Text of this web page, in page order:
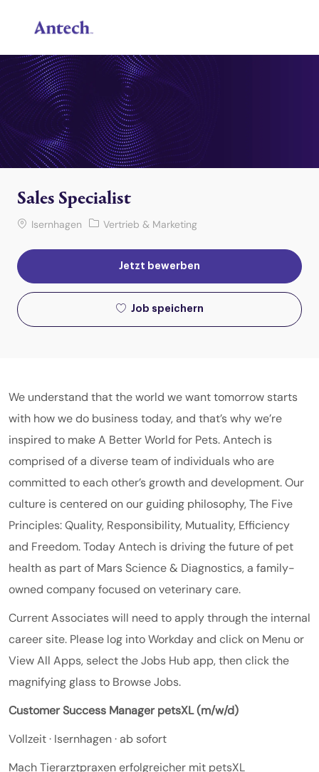
-
Sales Specialist
Ort Isernhagen Kategorie
Vertrieb & Marketing
Jetzt bewerben
Job speichern
We understand that the world we want tomorrow starts
with how we do business today, and that’s why we’re
inspired to make A Better World for Pets. Antech is
comprised of a diverse team of individuals who are
committed to each other’s growth and development. Our
culture is centered on our guiding philosophy, The Five
Principles: Quality, Responsibility, Mutuality, Efficiency
and Freedom. Today Antech is driving the future of pet
health as part of MarsScience & Diagnostics, a family-
owned company focused on veterinary care.
Current Associates will need to apply through the internal
career site. Please log into Workday and click on Menu or
View All Apps, select the Jobs Hub app, then click the
magnifying glass to Browse Jobs.
Customer Success Manager petsXL (m/w/d)
Vollzeit · Isernhagen · ab sofort
Mach Tierarztpraxen erfolgreicher mit petsXL